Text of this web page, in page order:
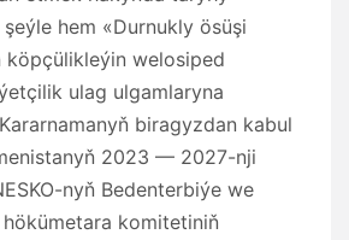
hem «Durnukly ösüşi
köpçülikleýin welosiped
ulag ulgamlaryna
biragyzdan kabul
2023 — 2027-nji
nyň Bedenterbiýe we
komitetiniň